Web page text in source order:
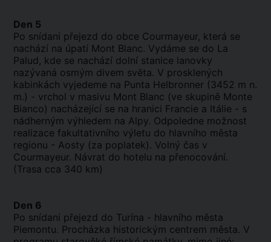
Den 5
Po snídani přejezd do obce Courmayeur, která se
nachází na úpatí Mont Blanc. Vydáme se do La
Palud, kde se nachází dolní stanice lanovky
nazývaná osmým divem světa. V prosklených
kabinkách vyjedeme na Punta Helbronner (3452 m n.
m.) - vrchol v masivu Mont Blanc (ve skupině Monte
Bianco) nacházející se na hranici Francie a Itálie - s
nádherným výhledem na Alpy. Odpoledne možnost
realizace fakultativního výletu do hlavního města
regionu - Aosty (za poplatek). Volný čas v
Courmayeur. Návrat do hotelu na přenocování.
(Trasa cca 340 km)
Den 6
Po snídani přejezd do Turína - hlavního města
Piemontu. Procházka historickým centrem města. V